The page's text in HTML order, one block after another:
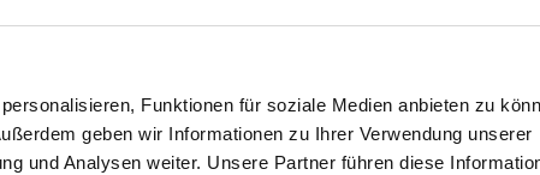
Funktionen für soziale Medien anbieten zu
geben wir Informationen zu Ihrer Verwendung unserer
und Analysen weiter. Unsere Partner führen diese
Finden Sie die Filter, die Sie benötigen, mit unserer
wie: Briggs & Stratton, Honda, Kawasaki, Yamaha,